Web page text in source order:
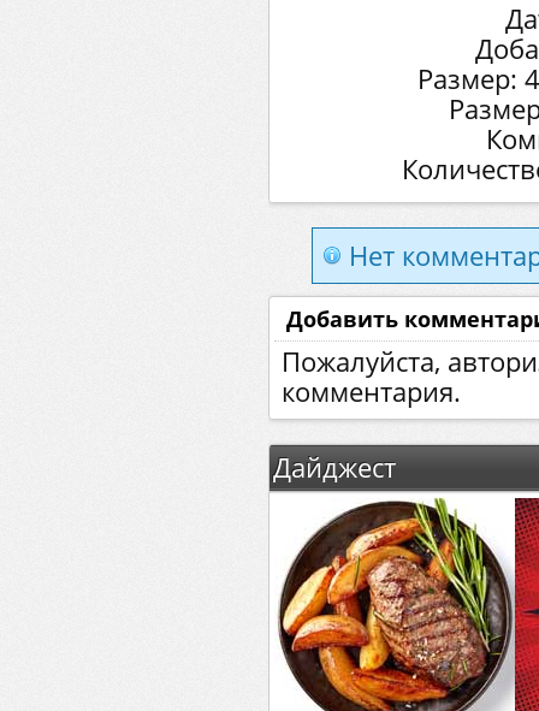
Размер:
Нет
Добавить
Пожалуйста,
комментария.
Дайджест